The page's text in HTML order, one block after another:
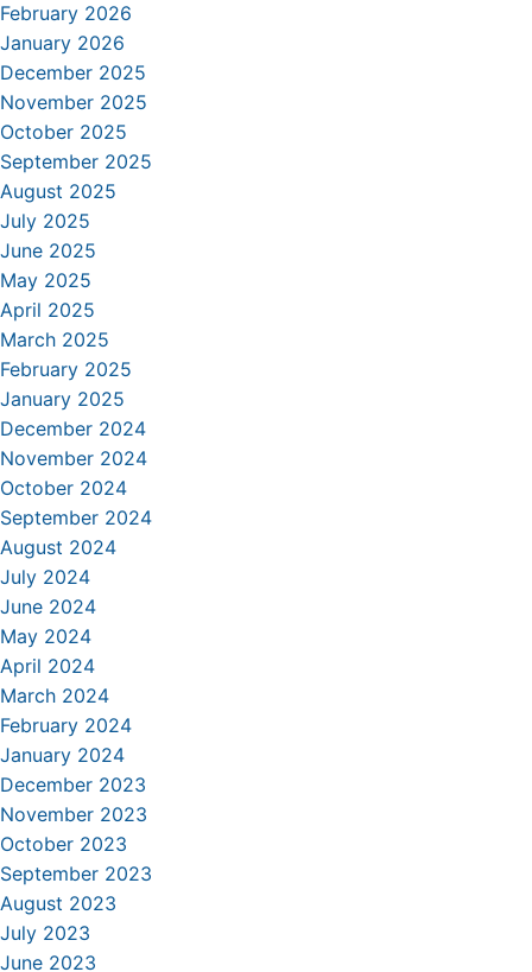
February 2026
January 2026
December 2025
November 2025
October 2025
September 2025
August 2025
July 2025
June 2025
May 2025
April 2025
March 2025
February 2025
January 2025
December 2024
November 2024
October 2024
September 2024
August 2024
July 2024
June 2024
May 2024
April 2024
March 2024
February 2024
January 2024
December 2023
November 2023
October 2023
September 2023
August 2023
July 2023
June 2023